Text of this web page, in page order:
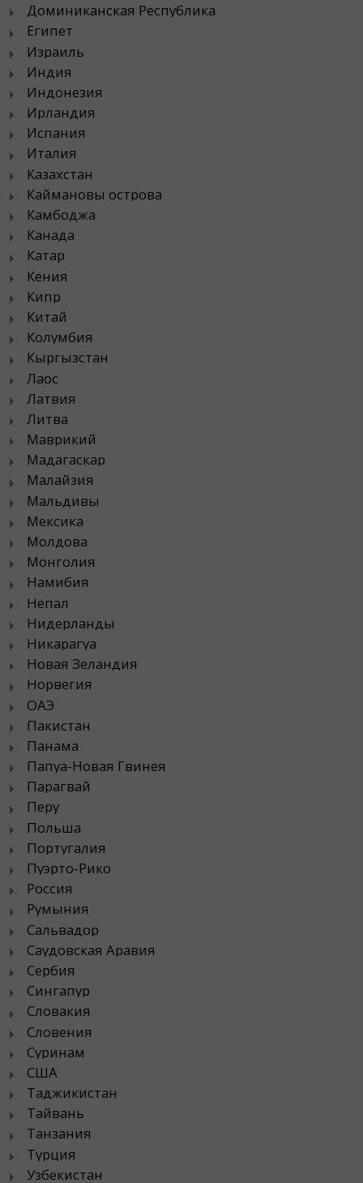
Доминиканская Республика
Египет
Израиль
Индия
Индонезия
Ирландия
Испания
Италия
Казахстан
Каймановы острова
Камбоджа
Канада
Катар
Кения
Кипр
Китай
Колумбия
Кыргызстан
Лаос
Латвия
Литва
Маврикий
Мадагаскар
Малайзия
Мальдивы
Мексика
Молдова
Монголия
Намибия
Непал
Нидерланды
Никарагуа
Новая Зеландия
Норвегия
ОАЭ
Пакистан
Панама
Папуа-Новая Гвинея
Парагвай
Перу
Польша
Португалия
Пуэрто-Рико
Россия
Румыния
Сальвадор
Саудовская Аравия
Сербия
Сингапур
Словакия
Словения
Суринам
США
Таджикистан
Тайвань
Танзания
Турция
Узбекистан